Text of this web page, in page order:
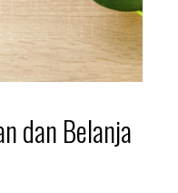
dan Belanja